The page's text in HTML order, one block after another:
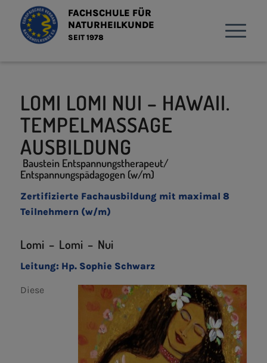
FACHSCHULE FÜR
NATURHEILKUNDE
SEIT 1978
LOMI LOMI NUI – HAWAII.
TEMPELMASSAGE
AUSBILDUNG
Baustein Entspannungstherapeut/
Entspannungspädagogen (w/m)
Zertifizierte Fachausbildung mit maximal 8
Teilnehmern (w/m)
Lomi – Lomi – Nui
Leitung: Hp. Sophie Schwarz
Diese